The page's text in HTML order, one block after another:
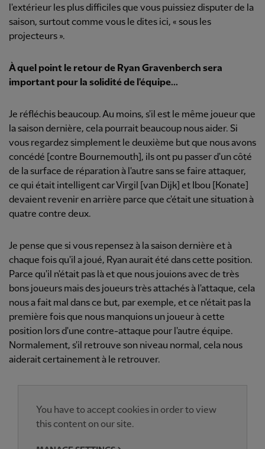
l'extérieur les plus difficiles que vous puissiez disputer de la
saison, surtout comme vous le dites ici, « sous les
projecteurs ».
À quel point le retour de Ryan Gravenberch sera
important pour la solidité de l'équipe...
Je réfléchis beaucoup. Au moins, s'il est le même joueur que
la saison dernière, cela pourrait beaucoup nous aider. Si
vous regardez simplement le deuxième but que nous avons
concédé [contre Bournemouth], ils ont pu passer d'un côté
de la surface de réparation à l'autre sans se faire attaquer,
ce qui était intelligent car Virgil [van Dijk] et Ibou [Konate]
devaient revenir en arrière parce que c'était une situation à
quatre contre deux.
Je pense que si vous repensez à la saison dernière et à
chaque fois qu'il a joué, Ryan aurait été dans cette position.
Parce qu'il n'était pas là et que nous jouions avec de très
bons joueurs mais des joueurs très attachés à l'attaque, cela
nous a fait mal dans ce but, par exemple, et ce n'était pas la
première fois que nous manquions un joueur à cette
position lors d'une contre-attaque pour l'autre équipe.
Normalement, s'il retrouve son niveau normal, cela nous
aiderait certainement à le retrouver.
You have to accept cookies in order to view
this content on our site.